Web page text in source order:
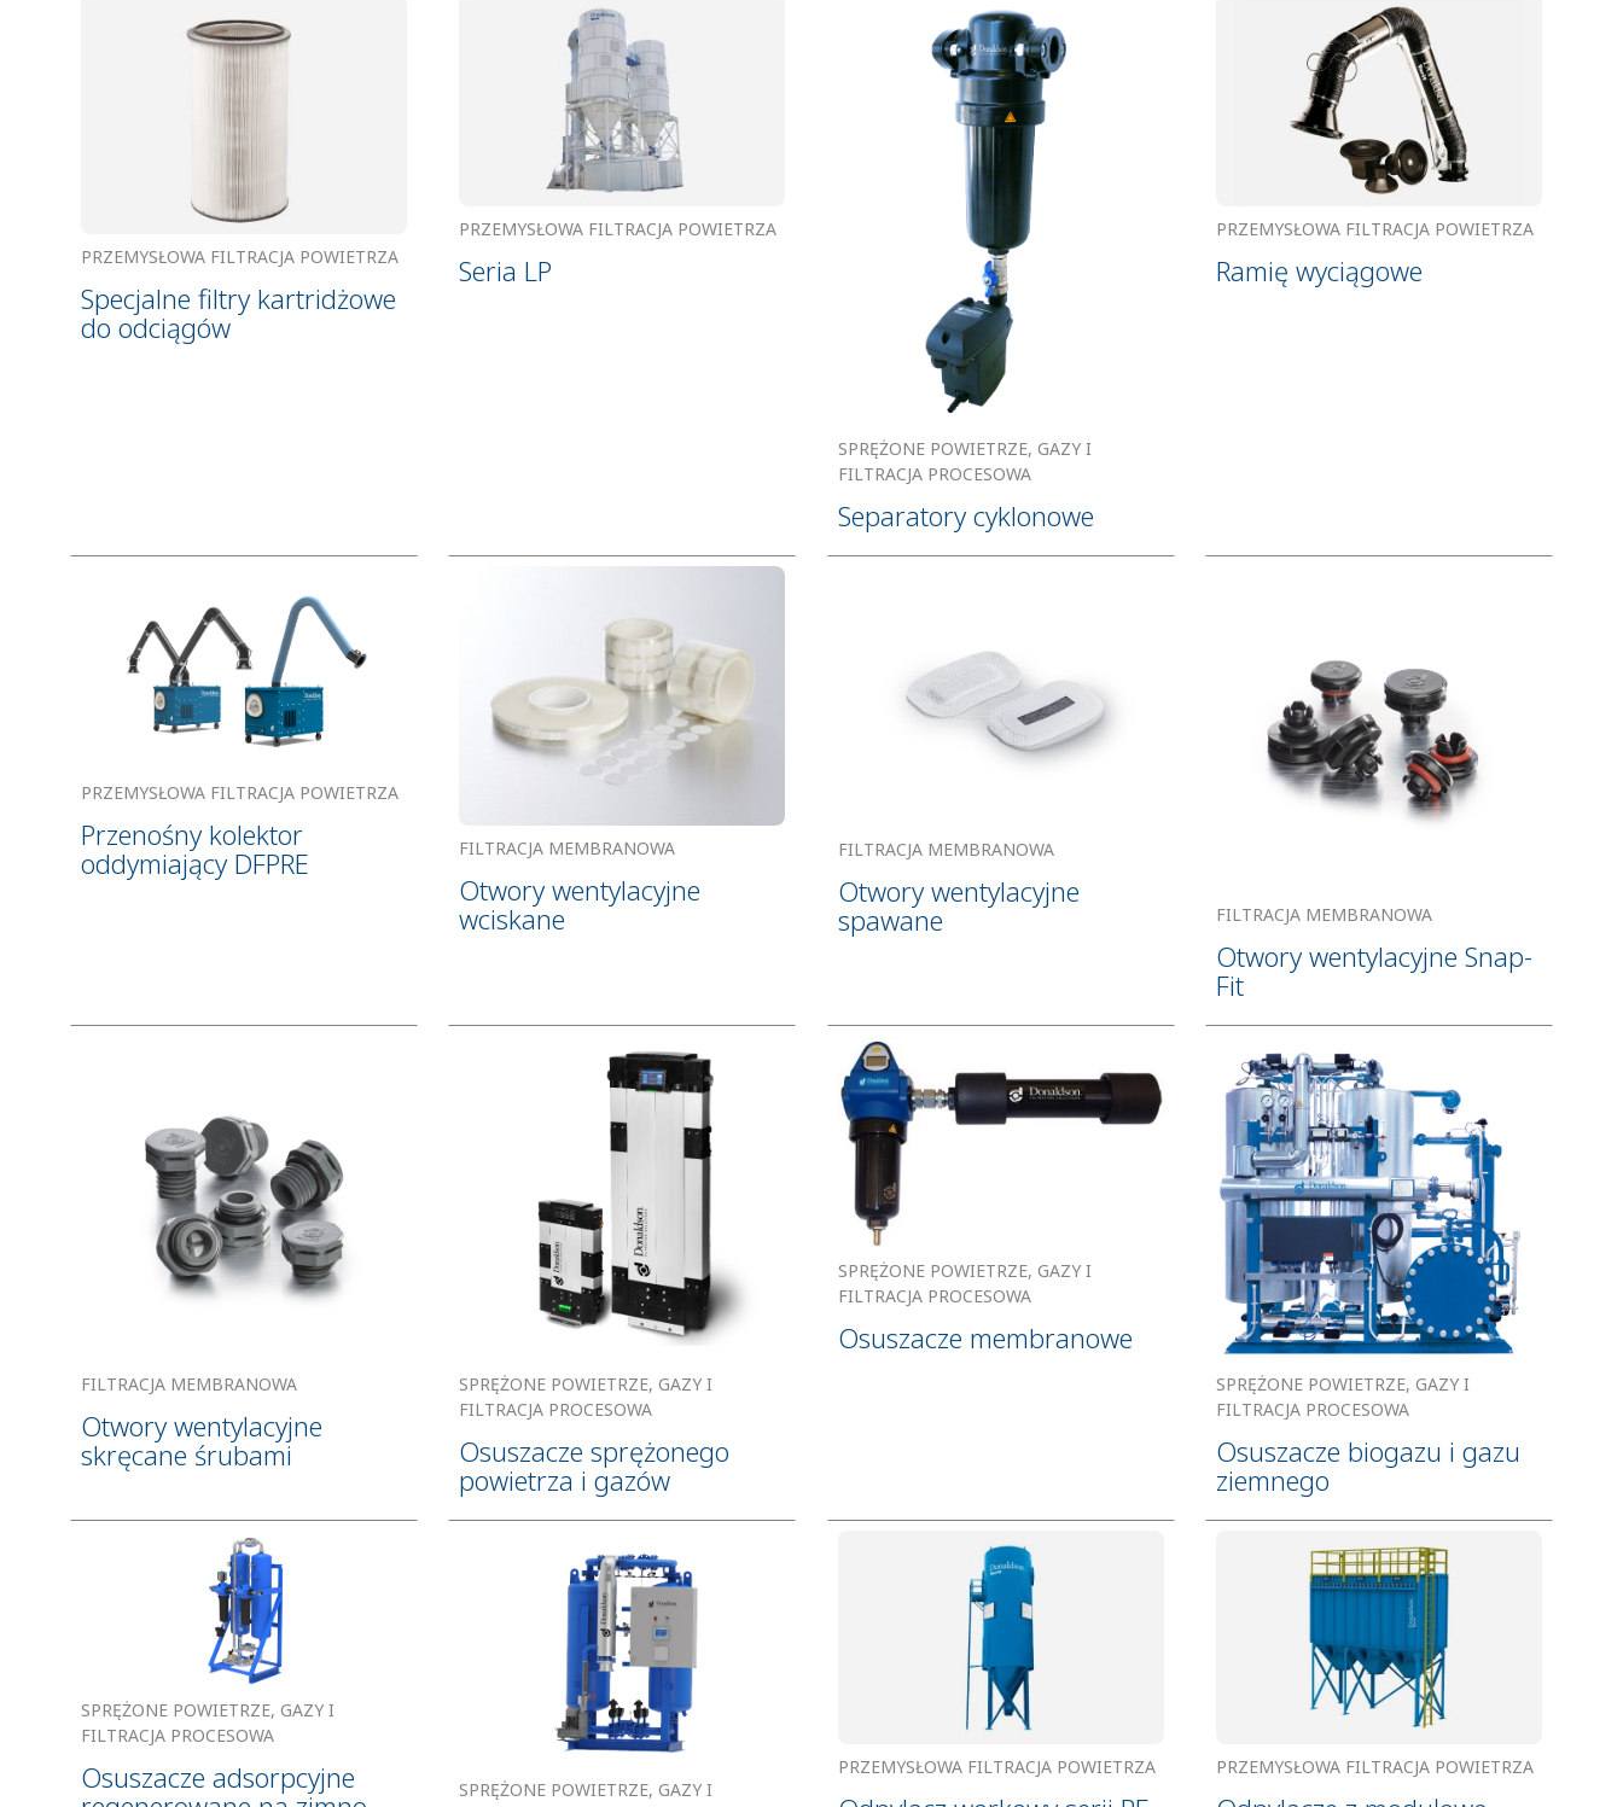
PRZEMYSŁOWA FILTRACJA POWIETRZA
Specjalne filtry kartridżowe
do odciągów
PRZEMYSŁOWA FILTRACJA POWIETRZA
Seria LP
SPRĘŻONE POWIETRZE, GAZY I
FILTRACJA PROCESOWA
Separatory cyklonowe
PRZEMYSŁOWA FILTRACJA POWIETRZA
Ramię wyciągowe
PRZEMYSŁOWA FILTRACJA POWIETRZA
Przenośny kolektor
oddymiający DFPRE
FILTRACJA MEMBRANOWA
Otwory wentylacyjne
wciskane
FILTRACJA MEMBRANOWA
Otwory wentylacyjne
spawane
FILTRACJA MEMBRANOWA
Otwory wentylacyjne Snap-
Fit
FILTRACJA MEMBRANOWA
Otwory wentylacyjne
skręcane śrubami
SPRĘŻONE POWIETRZE, GAZY I
FILTRACJA PROCESOWA
Osuszacze sprężonego
powietrza i gazów
SPRĘŻONE POWIETRZE, GAZY I
FILTRACJA PROCESOWA
Osuszacze membranowe
SPRĘŻONE POWIETRZE, GAZY I
FILTRACJA PROCESOWA
Osuszacze biogazu i gazu
ziemnego
SPRĘŻONE POWIETRZE, GAZY I
FILTRACJA PROCESOWA
Osuszacze adsorpcyjne
SPRĘŻONE POWIETRZE, GAZY I
PRZEMYSŁOWA FILTRACJA POWIETRZA PRZEMYSŁOWA FILTRACJA POWIETRZA